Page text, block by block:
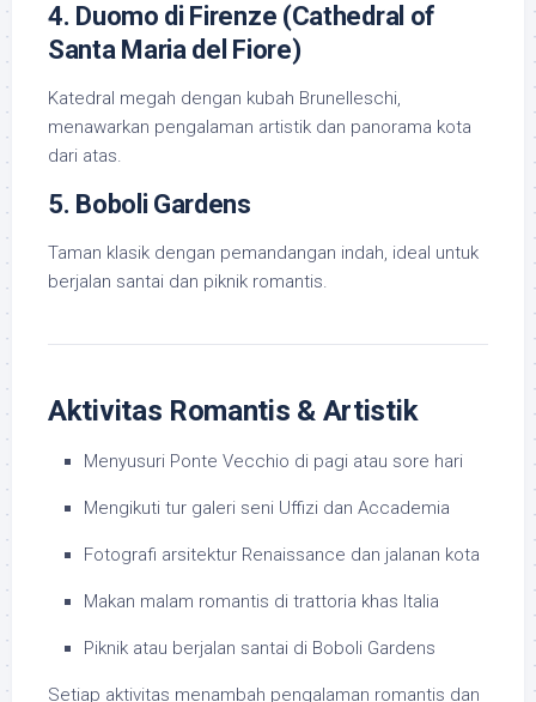
4. Duomo di Firenze (Cathedral of
Santa Maria del Fiore)
Katedral megah dengan kubah Brunelleschi,
menawarkan pengalaman artistik dan panorama kota
dari atas.
5. Boboli Gardens
Taman klasik dengan pemandangan indah, ideal untuk
berjalan santai dan piknik romantis.
Aktivitas Romantis & Artistik
Menyusuri Ponte Vecchio di pagi atau sore hari
Mengikuti tur galeri seni Uffizi dan Accademia
Fotografi arsitektur Renaissance dan jalanan kota
Makan malam romantis di trattoria khas Italia
Piknik atau berjalan santai di Boboli Gardens
Setiap aktivitas menambah pengalaman romantis dan